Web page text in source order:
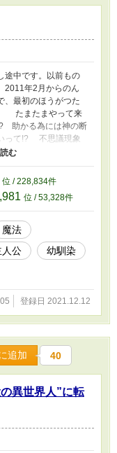
中です。以前もの
2011年2月からのん
、最初のほうがつた
たまたまやって来
助かる為には神の断
って!? 不思議現象
啓介と一緒に、修太
世界は目の色で全て
っから命を狙われて
いで、〈白〉が尊
ろだよ！ しかも出
なる女騎士、ひらひ
、殺し屋みたいな冒
イテムクリエイター
くないか？ おい、
かしろ！ 旅と仲間
き気まぐれに亀更新
心八割でノリで進行
ージは、一行あけ
リスタの素材で自作
位 / 228,834件
位 / 53,328件
魔法
人公
幼馴染
登録日 2021.12.12
追加 40
異世界人”に転